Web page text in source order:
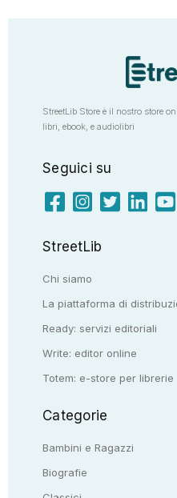
StreetLib Store è il nostro store
libri, ebook, e audiolibri
Seguici su
StreetLib
Chi siamo
La piattaforma di
Ready: servizi editoriali
Write: editor online
Totem: e-store per librerie
Categorie
Bambini e Ragazzi
Biografie